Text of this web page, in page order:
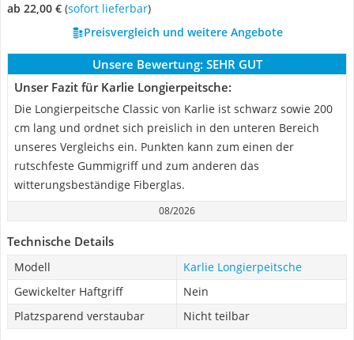
ab 22,00 € ( Sofort lieferbar)
Preisvergleich und weitere Angebote
Unsere Bewertung: SEHR GUT
Unser Fazit für Karlie Longierpeitsche:
Die Longierpeitsche Classic von Karlie ist schwarz sowie 200
cm lang und ordnet sich preislich in den unteren Bereich
unseres Vergleichs ein. Punkten kann zum einen der
rutschfeste Gummigriff und zum anderen das
witterungsbeständige Fiberglas.
08/2026
Technische Details
Modell
Karlie Longierpeitsche
Gewickelter Haftgriff
Nein
Platzsparend verstaubar
Nicht teilbar